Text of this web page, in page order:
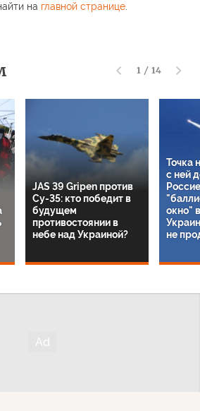
на главной странице.
1 / 14
JAS 39 Gripen против
Су-35: кто победит в
будущем
противостоянии в
небе над Украиной?
Точка
с ней
окно"
не